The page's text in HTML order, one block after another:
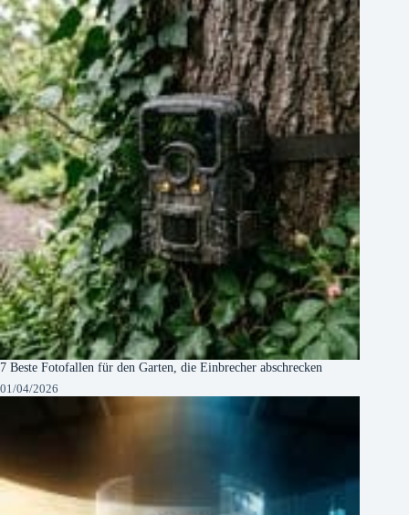
7 Beste Fotofallen für den Garten, die Einbrecher abschrecken
01/04/2026